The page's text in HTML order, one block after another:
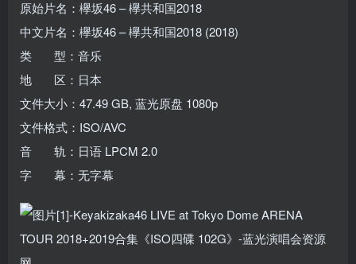
原始片名：欅坂46 – 欅共和国2018
中文片名：欅坂46 – 欅共和国2018 (2018)
类 型：音乐
地 区：日本
文件大小：47.49 GB, 蓝光原盘 1080p
文件格式：ISO/AVC
音 轨：日语 LPCM 2.0
字 幕：无字幕